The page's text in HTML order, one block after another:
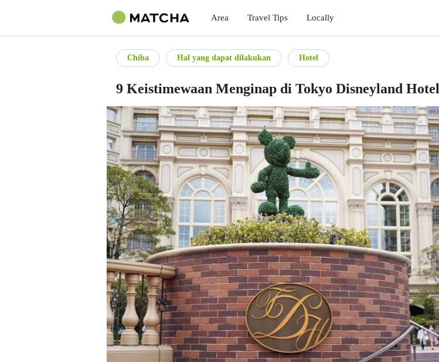
Area Travel Tips Locally
Chiba Hal yang dapat dilakukan Hotel
9 Keistimewaan Menginap di Tokyo Disneyland Hotel